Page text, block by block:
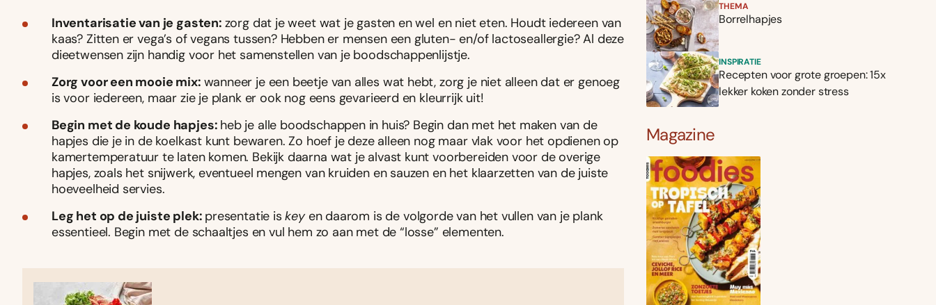
Inventarisatie van je gasten: zorg dat je weet wat je gasten en wel en niet eten. Houdt iedereen van
kaas? Zitten er vega’s of vegans tussen? Hebben er mensen een gluten- en/of lactoseallergie? Al deze
dieetwensen zijn handig voor het samenstellen van je boodschappenlijstje.
Zorg voor een mooie mix: wanneer je een beetje van alles wat hebt, zorg je niet alleen dat er genoeg
is voor iedereen, maar zie je plank er ook nog eens gevarieerd en kleurrijk uit!
Begin met de koude hapjes: heb je alle boodschappen in huis? Begin dan met het maken van de
hapjes die je in de koelkast kunt bewaren. Zo hoef je deze alleen nog maar vlak voor het opdienen op
kamertemperatuur te laten komen. Bekijk daarna wat je alvast kunt voorbereiden voor de overige
hapjes, zoals het snijwerk, eventueel mengen van kruiden en sauzen en het klaarzetten van de juiste
hoeveelheid servies.
Leg het op de juiste plek: presentatie iskeyen daarom is de volgorde van het vullen van je plank
essentieel. Begin met de schaaltjes en vul hem zo aan met de “losse” elementen.
THEMA
Borrelhapjes
INSPIRATIE
Recepten voor grote groepen: 15x
lekker koken zonder stress
Magazine